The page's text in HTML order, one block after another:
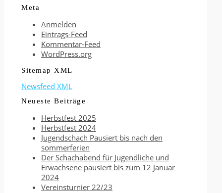
Meta
Anmelden
Eintrags-Feed
Kommentar-Feed
WordPress.org
Sitemap XML
Newsfeed XML
Neueste Beiträge
Herbstfest 2025
Herbstfest 2024
Jugendschach Pausiert bis nach den
sommerferien
Der Schachabend für Jugendliche und
Erwachsene pausiert bis zum 12 Januar
2024
Vereinsturnier 22/23